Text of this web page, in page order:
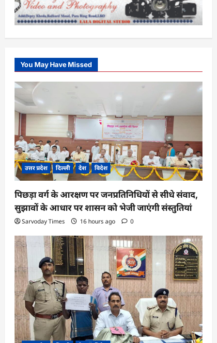
You May Have Missed
उत्तर प्रदेश दिल्ली देश विदेश
पिछड़ा वर्ग के आरक्षण पर जनप्रतिनिधियों से सीधे संवाद,
सुझावों के आधार पर शासन को भेजी जाएंगी संस्तुतियां
Sarvoday Times 16 hours ago 0